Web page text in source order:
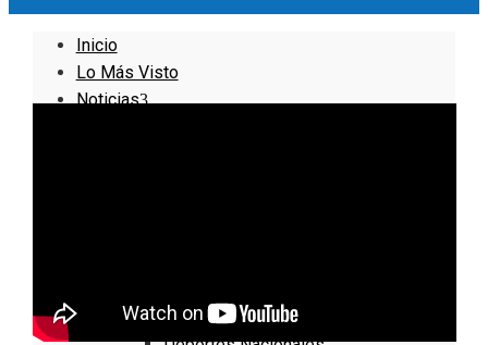
Inicio
Lo Más Visto
Noticias
Deportes Locales